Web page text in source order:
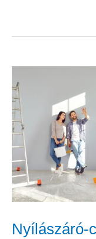
Nyílászáró-
csere:
a
felújítás
egyik
legkomplexebb
döntése